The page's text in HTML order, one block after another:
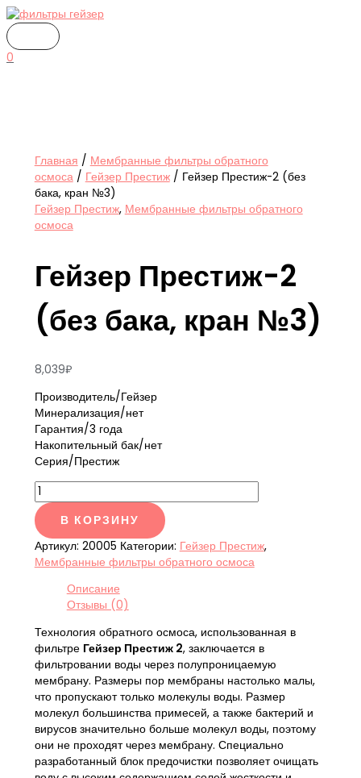
Перейти
к
содержимому
МЕНЮ
0
Главная / Мембранные фильтры обратного
осмоса/ Гейзер Престиж/ Гейзер Престиж-2 (без
бака, кран №3)
Гейзер Престиж, Мембранные фильтры обратного
осмоса
Гейзер Престиж-2
(без бака, кран №3)
8,039₽
Производитель/Гейзер
Минерализация/нет
Гарантия/3 года
Накопительный бак/нет
Серия/Престиж
Количество
товара
Гейзер
Престиж-2
В КОРЗИНУ
Артикул: 20005 Категории: Гейзер Престиж,
Мембранные фильтры обратного осмоса
Описание
Отзывы (0)
Технология обратного осмоса, использованная в
фильтре Гейзер Престиж 2, заключается в
фильтровании воды через полупроницаемую
мембрану. Размеры пор мембраны настолько малы,
что пропускают только молекулы воды. Размер
молекул большинства примесей, а также бактерий и
вирусов значительно больше молекул воды, поэтому
они не проходят через мембрану. Специально
разработанный блок предочистки позволяет очищать